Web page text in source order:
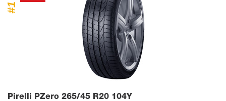
#1
Pirelli PZero 265/45 R20 104Y